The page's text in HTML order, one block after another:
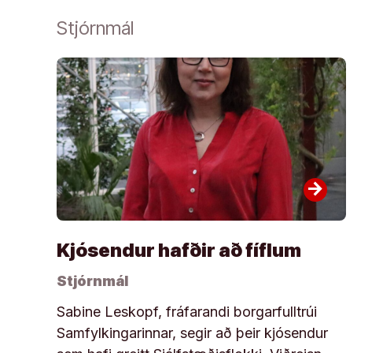
Stjórnmál
arrow_forward
Kjósendur hafðir að fíflum
Stjórnmál
Sabine Leskopf, fráfarandi borgarfulltrúi
Samfylkingarinnar, segir að þeir kjósendur